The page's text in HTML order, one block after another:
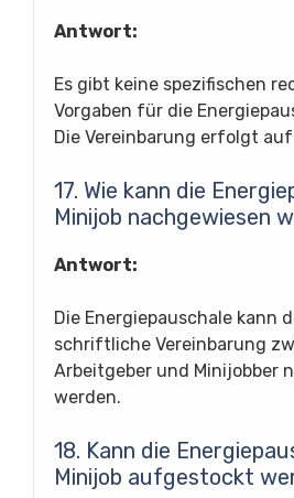
Antwort:
Es gibt keine spezifischen
Vorgaben für die
Die Vereinbarung erfolgt
17. Wie kann die
Minijob nachgewiesen
Antwort:
Die Energiepauschale kann
schriftliche Vereinbarung
Arbeitgeber und Minijobber
werden.
18. Kann die
Minijob aufgestockt